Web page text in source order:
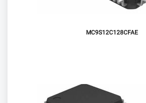
MC9S12C128CFAE